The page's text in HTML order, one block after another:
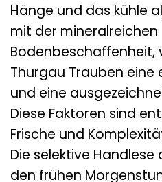
Hänge und das kühle
mit der mineralreichen
Bodenbeschaffenheit,
Thurgau Trauben
und eine
Diese Faktoren sind
Frische und
Die selektive
den frühen